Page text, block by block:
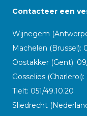
Contacteer een
Wijnegem
Machelen (Brussel):
Oostakker (Gent):
Gosselies (Charleroi):
Tielt: 051/49.10.20
Sliedrecht